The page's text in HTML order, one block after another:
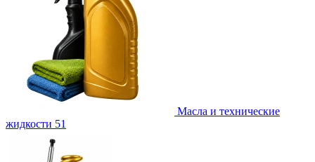
Масла и технические
жидкости 51